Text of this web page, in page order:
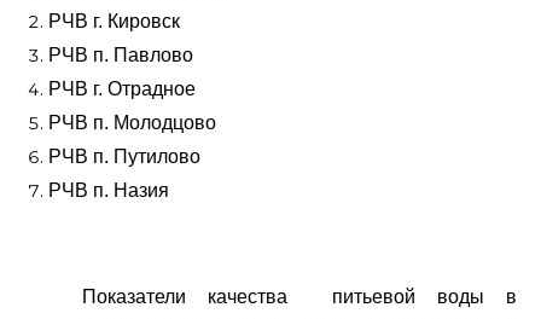
РЧВ г. Кировск
РЧВ п. Павлово
РЧВ г. Отрадное
РЧВ п. Молодцово
РЧВ п. Путилово
РЧВ п. Назия
Показатели качества питьевой воды в